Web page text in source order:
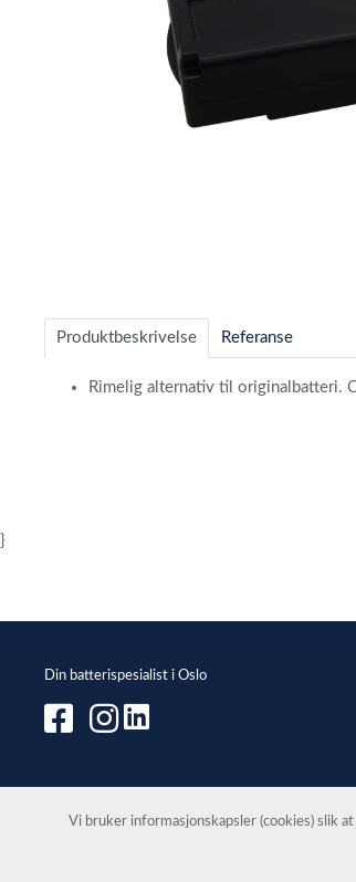
of
Produktbeskrivelse Referanse
Rimelig alternativ til originalbatteri.
}
Din batterispesialist i Oslo
Vi bruker informasjonskapsler (cookies) slik